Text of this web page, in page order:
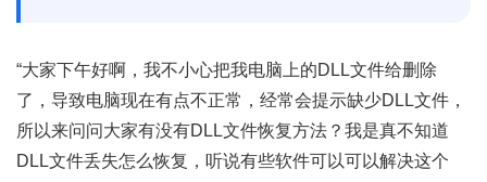
“大家下午好啊，我不小心把我电脑上的DLL文件给删除
了，导致电脑现在有点不正常，经常会提示缺少DLL文件，
所以来问问大家有没有DLL文件恢复方法？我是真不知道
DLL文件丢失怎么恢复，听说有些软件可以可以解决这个